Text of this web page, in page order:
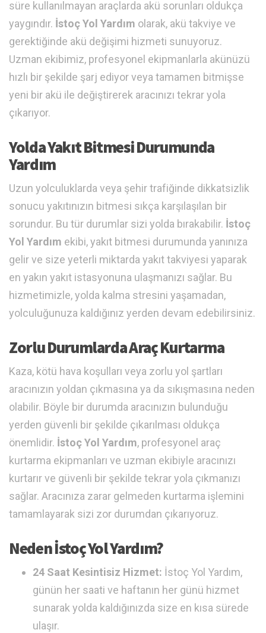
süre kullanılmayan araçlarda akü sorunları oldukça
yaygındır. İstoç Yol Yardım olarak, akü takviye ve
gerektiğinde akü değişimi hizmeti sunuyoruz.
Uzman ekibimiz, profesyonel ekipmanlarla akünüzü
hızlı bir şekilde şarj ediyor veya tamamen bitmişse
yeni bir akü ile değiştirerek aracınızı tekrar yola
çıkarıyor.
Yolda Yakıt Bitmesi Durumunda
Yardım
Uzun yolculuklarda veya şehir trafiğinde dikkatsizlik
sonucu yakıtınızın bitmesi sıkça karşılaşılan bir
sorundur. Bu tür durumlar sizi yolda bırakabilir. İstoç
Yol Yardım ekibi, yakıt bitmesi durumunda yanınıza
gelir ve size yeterli miktarda yakıt takviyesi yaparak
en yakın yakıt istasyonuna ulaşmanızı sağlar. Bu
hizmetimizle, yolda kalma stresini yaşamadan,
yolculuğunuza kaldığınız yerden devam edebilirsiniz.
Zorlu Durumlarda Araç Kurtarma
Kaza, kötü hava koşulları veya zorlu yol şartları
aracınızın yoldan çıkmasına ya da sıkışmasına neden
olabilir. Böyle bir durumda aracınızın bulunduğu
yerden güvenli bir şekilde çıkarılması oldukça
önemlidir. İstoç Yol Yardım, profesyonel araç
kurtarma ekipmanları ve uzman ekibiyle aracınızı
kurtarır ve güvenli bir şekilde tekrar yola çıkmanızı
sağlar. Aracınıza zarar gelmeden kurtarma işlemini
tamamlayarak sizi zor durumdan çıkarıyoruz.
Neden İstoç Yol Yardım?
24 Saat Kesintisiz Hizmet: İstoç Yol Yardım,
günün her saati ve haftanın her günü hizmet
sunarak yolda kaldığınızda size en kısa sürede
ulaşır.